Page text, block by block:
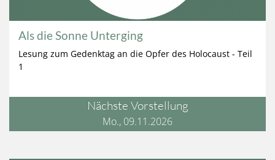
Als die Sonne Unterging
Lesung zum Gedenktag an die Opfer des Holocaust - Teil
1
Nächste Vorstellung
Mo., 09.11.2026